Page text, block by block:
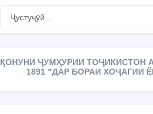
ҚОНУНИ ҶУМҲУРИИ ТОҶИКИСТОН
1891 "ДАР БОРАИ ХОҶАГИИ